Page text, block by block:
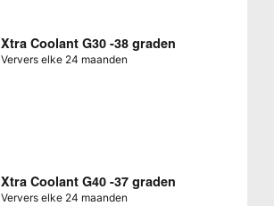
Xtra Coolant G30 -38 graden
Ververs elke 24 maanden
Xtra Coolant G40 -37 graden
Ververs elke 24 maanden